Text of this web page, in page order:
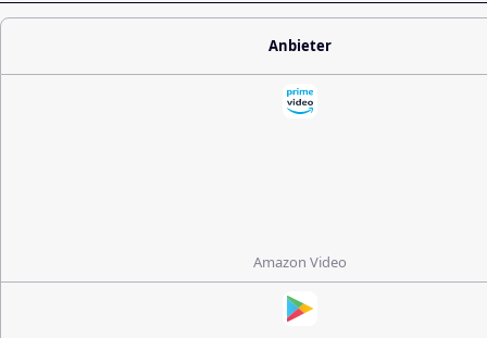
Anbieter
Amazon Video